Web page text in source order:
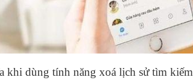
khi dùng tính năng xoá lịch sử tìm